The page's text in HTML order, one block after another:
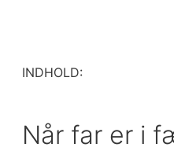
INDHOLD:
Når far er i